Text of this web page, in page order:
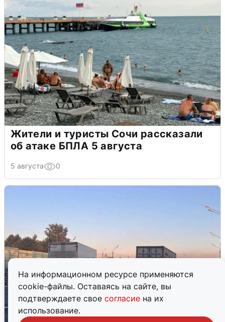
На информационном ресурсе применяются
cookie-файлы. Оставаясь на сайте, вы
подтверждаете свое согласие на их
использование.
Жители и туристы Сочи рассказали
об атаке БПЛА 5 августа
5 августа 0